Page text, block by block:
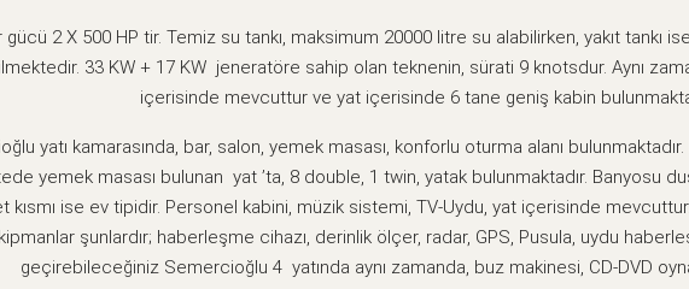
gücü 2 X 500 HP tir. Temiz su tankı, maksimum 20000 litre su alabilirken, yakıt tankı
33 KW + 17 KW jeneratöre sahip olan teknenin, sürati 9 knotsdur. Aynı
içerisinde mevcuttur ve yat içerisinde 6 tane geniş kabin
yatı kamarasında, bar, salon, yemek masası, konforlu oturma alanı
yemek masası bulunan yat ’ta, 8 double, 1 twin, yatak bulunmaktadır. Banyosu
kısmı ise ev tipidir. Personel kabini, müzik sistemi, TV-Uydu, yat içerisinde
şunlardır; haberleşme cihazı, derinlik ölçer, radar, GPS, Pusula, uydu
geçirebileceğiniz Semercioğlu 4 yatında aynı zamanda, buz makinesi, CD-DVD